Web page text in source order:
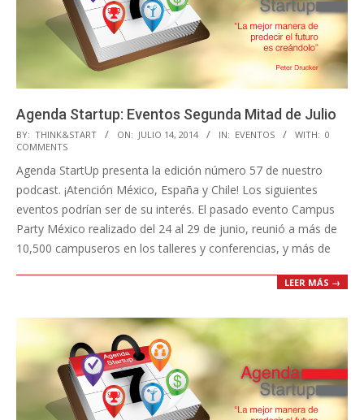
Agenda Startup: Eventos Segunda Mitad de Julio
2014-
07-
14
BY: THINK&START ON: JULIO 14, 2014 IN: EVENTOS WITH: 0
COMMENTS
Agenda StartUp presenta la edición número 57 de nuestro
podcast. ¡Atención México, España y Chile! Los siguientes
eventos podrían ser de su interés. El pasado evento Campus
Party México realizado del 24 al 29 de junio, reunió a más de
10,500 campuseros en los talleres y conferencias, y más de
LEER MÁS →